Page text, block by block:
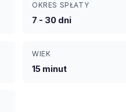
OKRES SPŁATY
7 - 30 dni
WIEK
15 minut